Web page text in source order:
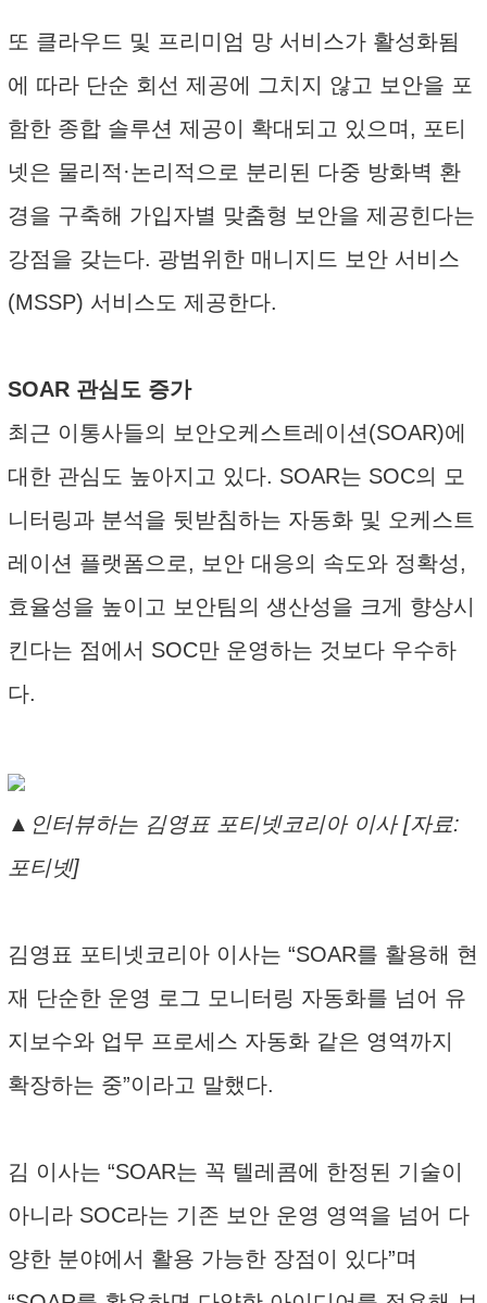
또 클라우드 및 프리미엄 망 서비스가 활성화됨
에 따라 단순 회선 제공에 그치지 않고 보안을 포
함한 종합 솔루션 제공이 확대되고 있으며, 포티
넷은 물리적·논리적으로 분리된 다중 방화벽 환
경을 구축해 가입자별 맞춤형 보안을 제공힌다는
강점을 갖는다. 광범위한 매니지드 보안 서비스
(MSSP) 서비스도 제공한다.
SOAR 관심도 증가
최근 이통사들의 보안오케스트레이션(SOAR)에
대한 관심도 높아지고 있다. SOAR는 SOC의 모
니터링과 분석을 뒷받침하는 자동화 및 오케스트
레이션 플랫폼으로, 보안 대응의 속도와 정확성,
효율성을 높이고 보안팀의 생산성을 크게 향상시
킨다는 점에서 SOC만 운영하는 것보다 우수하
다.
▲인터뷰하는 김영표 포티넷코리아 이사 [자료:
포티넷]
김영표 포티넷코리아 이사는 “SOAR를 활용해 현
재 단순한 운영 로그 모니터링 자동화를 넘어 유
지보수와 업무 프로세스 자동화 같은 영역까지
확장하는 중”이라고 말했다.
김 이사는 “SOAR는 꼭 텔레콤에 한정된 기술이
아니라 SOC라는 기존 보안 운영 영역을 넘어 다
양한 분야에서 활용 가능한 장점이 있다”며